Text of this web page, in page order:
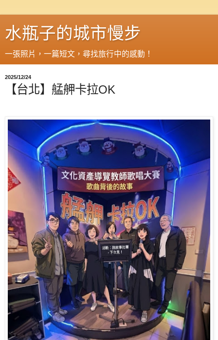
水瓶子的城市慢步
一張照片，一篇短文，尋找旅行中的感動！
2025/12/24
【台北】艋舺卡拉OK